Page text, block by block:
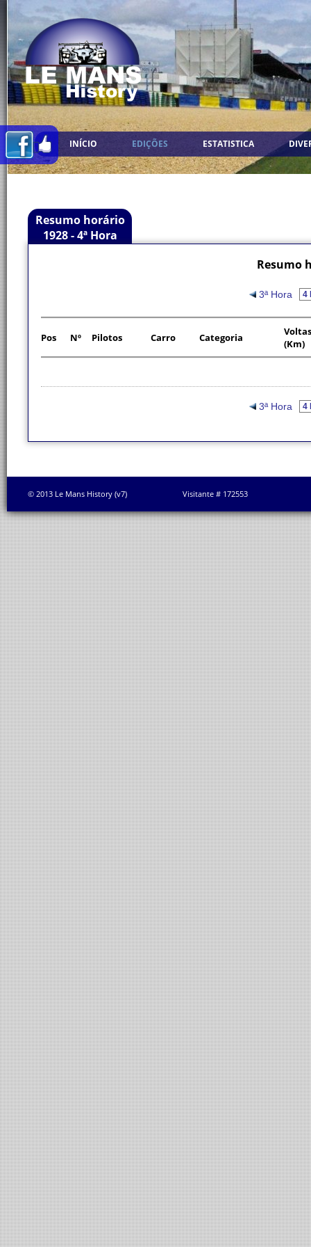
INÍCIO EDIÇÕES ESTATISTICA
Resumo horário
1928 - 4ª Hora
Resumo
3ª Hora
Pos Nº Pilotos Carro Categoria
Voltas
(Km)
3ª Hora
© 2013 Le Mans History (v7) Visitante # 172553